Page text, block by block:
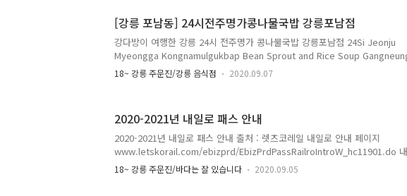
Special Cold Raw Fish Soup 25,000원 모듬회덮밥 Modeum Ho..
[강릉 포남동] 24시전주명가콩나물국밥 강릉포남점
강다방이 여행한 강릉 24시 전주명가 콩나물국밥 강릉포남점 24Si Jeonju
Myeongga Kongnamulgukbap Bean Sprout and Rice Soup
Ponam Branch 주소 Address : 강원도 강릉시 강릉대로 436 (포남동 1294-
436, Gangneung-daero, Gangneung-si, Gangwon-do 전화 Telephone :
and Rice Soup 4,500원 공기밥 무료 Gonggitbap Steamed Rice Fr..
18~ 강릉 주문진/강릉 음식점 2020.09.07
2020-2021년 내일로 패스 안내
2020-2021년 내일로 패스 안내 출처 : 렛츠코레일 내일로 안내 페이지
www.letskorail.com/ebizprd/EbizPrdPassRailroIntroW_hc11901.do
로 소개 www.letskorail.com ■ 2020-2021년 내일로 주요 변경 내용 - 이용
연령 제한 폐지 (연령에 따라 가격 차등) - 이용 기간 연중 운영으로 확대 - 좌석
18~ 강릉 주문진/바다는 잘 있습니다 2020.09.05